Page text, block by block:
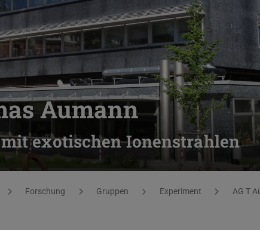
Aumann
exotischen Ionenstrahlen
Forschung Gruppen Experiment AG T